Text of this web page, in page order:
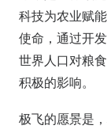
科技为农业赋
使命，通过开
世界人口对粮
积极的影响。
极飞的愿景是